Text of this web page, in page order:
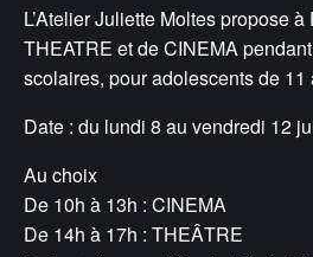
L’Atelier Juliette Moltes propose
THEATRE et de CINEMA
scolaires, pour adolescents de 11
Date : du lundi 8 au vendredi 12
Au choix
De 10h à 13h : CINEMA
De 14h à 17h : THEÂTRE